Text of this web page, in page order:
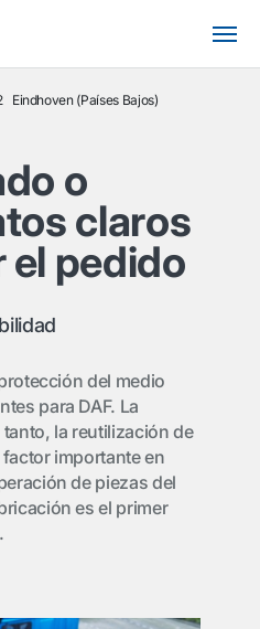
Eindhoven (Países Bajos)
o
claros
el pedido
del medio
para DAF. La
la reutilización de
importante en
de piezas del
es el primer